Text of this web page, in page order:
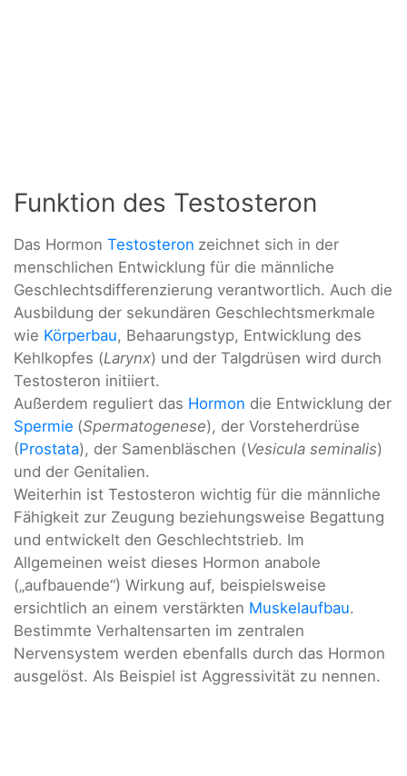
Funktion des Testosteron
Das Hormon Testosteron zeichnet sich in der
menschlichen Entwicklung für die männliche
Geschlechtsdifferenzierung verantwortlich. Auch die
Ausbildung der sekundären Geschlechtsmerkmale
wie Körperbau, Behaarungstyp, Entwicklung des
Kehlkopfes (Larynx) und der Talgdrüsen wird durch
Testosteron initiiert.
Außerdem reguliert das Hormon die Entwicklung der
Spermie (Spermatogenese), der Vorsteherdrüse
(Prostata), der Samenbläschen (Vesicula seminalis)
und der Genitalien.
Weiterhin ist Testosteron wichtig für die männliche
Fähigkeit zur Zeugung beziehungsweise Begattung
und entwickelt den Geschlechtstrieb. Im
Allgemeinen weist dieses Hormon anabole
(„aufbauende“) Wirkung auf, beispielsweise
ersichtlich an einem verstärkten Muskelaufbau.
Bestimmte Verhaltensarten im zentralen
Nervensystem werden ebenfalls durch das Hormon
ausgelöst. Als Beispiel ist Aggressivität zu nennen.